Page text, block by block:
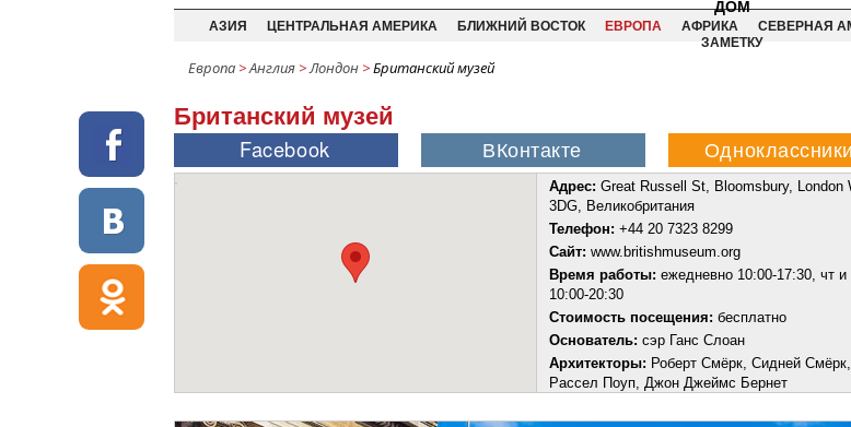
ДОМ
АЗИЯ ЦЕНТРАЛЬНАЯ АМЕРИКА БЛИЖНИЙ ВОСТОК ЕВРОПА АФРИКА СЕВЕРНАЯ
ЗАМЕТКУ
Европа >Англия >Лондон >Британский музей
Британский музей
Адрес: Great Russell St, Bloomsbury, London
3DG, Великобритания
Телефон: +44 20 7323 8299
Сайт: www.britishmuseum.org
Время работы: ежедневно 10:00-17:30, чт и
10:00-20:30
Стоимость посещения: бесплатно
Основатель: сэр Ганс Слоан
Архитекторы: Роберт Смёрк, Сидней
Рассел Поуп, Джон Джеймс Бернет